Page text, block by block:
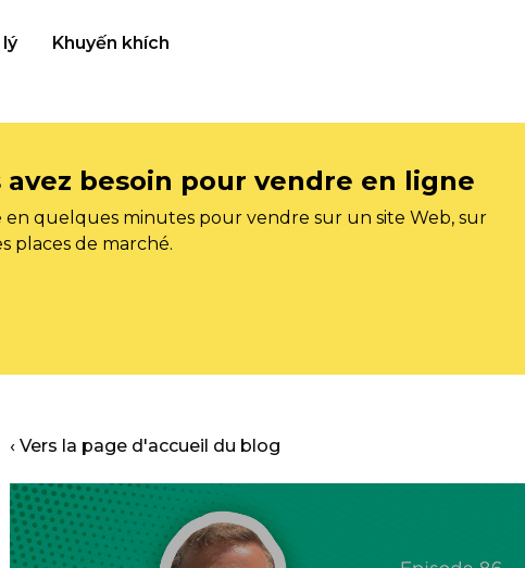
lý Khuyến khích
besoin pour vendre en ligne
quelques minutes pour vendre sur un site Web, sur
places de marché.
‹ Vers la page d'accueil du blog